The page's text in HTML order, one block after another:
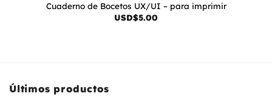
Cuaderno de Bocetos UX/UI – para imprimir
USD$5.00
Últimos productos